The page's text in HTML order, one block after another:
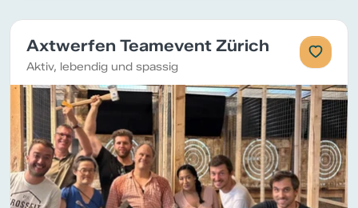
Axtwerfen Teamevent Zürich
Aktiv, lebendig und spassig